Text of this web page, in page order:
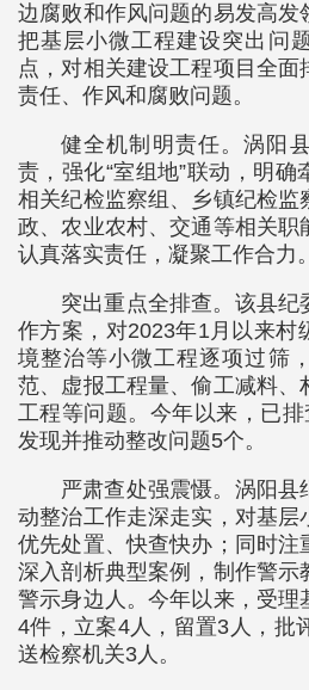
边腐败和作风问题的易发高发
把基层小微工程建设突出问
点，对相关建设工程项目全
责任、作风和腐败问题。
健全机制明责任。涡阳
责，强化“室组地”联动，明
相关纪检监察组、乡镇纪检监
政、农业农村、交通等相关职
认真落实责任，凝聚工作合力。
突出重点全排查。该县纪
作方案，对2023年1月以来村
境整治等小微工程逐项过筛
范、虚报工程量、偷工减料、
工程等问题。今年以来，已排
发现并推动整改问题5个。
严肃查处强震慑。涡阳
动整治工作走深走实，对基层
优先处置、快查快办；同时注
深入剖析典型案例，制作警示
警示身边人。今年以来，受理
4件，立案4人，留置3人，批
送检察机关3人。